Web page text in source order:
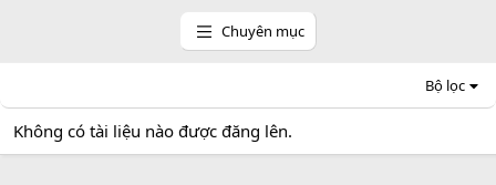
Chuyên mục
Bộ lọc
Không có tài liệu nào được đăng lên.